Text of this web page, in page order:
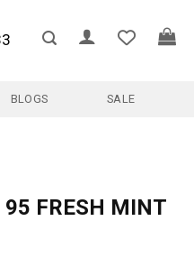
BLOGS
SALE
95 FRESH MINT